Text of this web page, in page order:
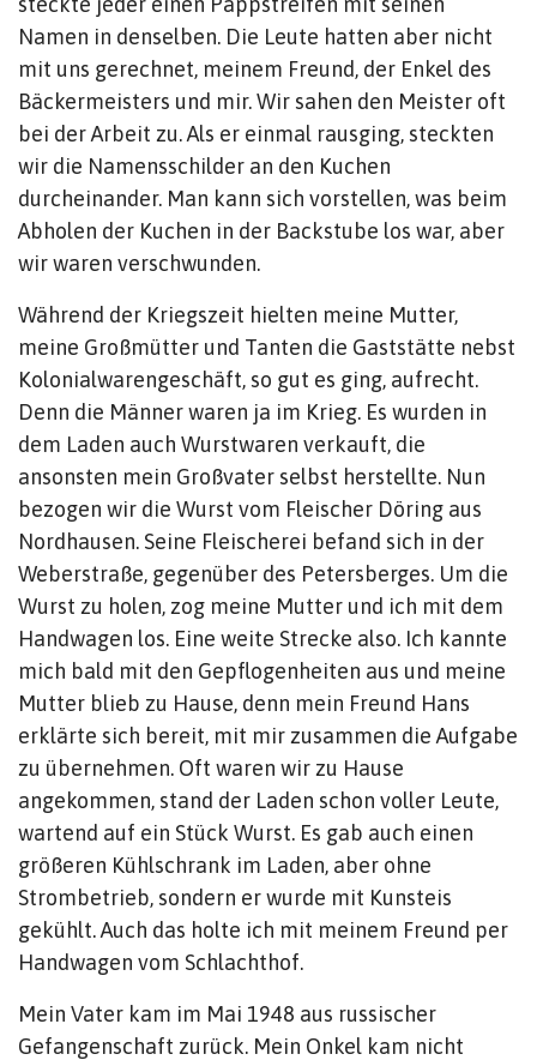
Namen in denselben. Die Leute hatten aber nicht
mit uns gerechnet, meinem Freund, der Enkel des
Bäckermeisters und mir. Wir sahen den Meister oft
bei der Arbeit zu. Als er einmal rausging, steckten
wir die Namensschilder an den Kuchen
durcheinander. Man kann sich vorstellen, was beim
Abholen der Kuchen in der Backstube los war, aber
wir waren verschwunden.
Während der Kriegszeit hielten meine Mutter,
meine Großmütter und Tanten die Gaststätte nebst
Kolonialwarengeschäft, so gut es ging, aufrecht.
Denn die Männer waren ja im Krieg. Es wurden in
dem Laden auch Wurstwaren verkauft, die
ansonsten mein Großvater selbst herstellte. Nun
bezogen wir die Wurst vom Fleischer Döring aus
Nordhausen. Seine Fleischerei befand sich in der
Weberstraße, gegenüber des Petersberges. Um die
Wurst zu holen, zog meine Mutter und ich mit dem
Handwagen los. Eine weite Strecke also. Ich kannte
mich bald mit den Gepflogenheiten aus und meine
Mutter blieb zu Hause, denn mein Freund Hans
erklärte sich bereit, mit mir zusammen die Aufgabe
zu übernehmen. Oft waren wir zu Hause
angekommen, stand der Laden schon voller Leute,
wartend auf ein Stück Wurst. Es gab auch einen
größeren Kühlschrank im Laden, aber ohne
Strombetrieb, sondern er wurde mit Kunsteis
gekühlt. Auch das holte ich mit meinem Freund per
Handwagen vom Schlachthof.
Mein Vater kam im Mai 1948 aus russischer
Gefangenschaft zurück. Mein Onkel kam nicht